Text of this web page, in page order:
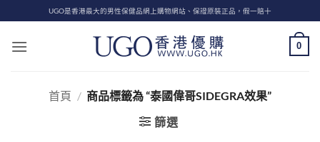
to
content
UGO是香港最大的男性保健品網上購物網站、保證原裝正品，假一賠十
0
首頁 / 商品標籤為 “泰國偉哥SIDEGRA效果”
篩選